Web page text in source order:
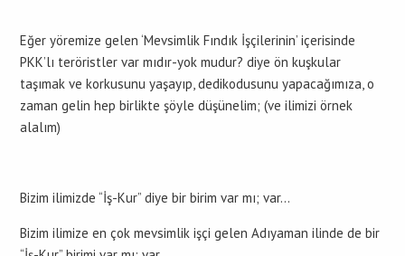
Eğer yöremize gelen ‘Mevsimlik Fındık İşçilerinin’ içerisinde
PKK’lı teröristler var mıdır-yok mudur? diye ön kuşkular
taşımak ve korkusunu yaşayıp, dedikodusunu yapacağımıza, o
zaman gelin hep birlikte şöyle düşünelim; (ve ilimizi örnek
alalım)
Bizim ilimizde “İş-Kur” diye bir birim var mı; var…
Bizim ilimize en çok mevsimlik işçi gelen Adıyaman ilinde de bir